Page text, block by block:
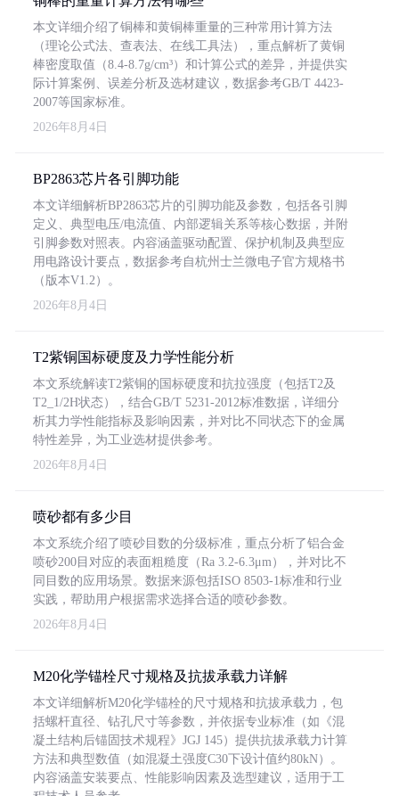
本文详细介绍了铜棒和黄铜棒重量的三种常用计算方法
（理论公式法、查表法、在线工具法），重点解析了黄铜
棒密度取值（8.4-8.7g/cm³）和计算公式的差异，并提供实
际计算案例、误差分析及选材建议，数据参考GB/T 4423-
2007等国家标准。
2026年8月4日
BP2863芯片各引脚功能
本文详细解析BP2863芯片的引脚功能及参数，包括各引脚
定义、典型电压/电流值、内部逻辑关系等核心数据，并附
引脚参数对照表。内容涵盖驱动配置、保护机制及典型应
用电路设计要点，数据参考自杭州士兰微电子官方规格书
（版本V1.2）。
2026年8月4日
T2紫铜国标硬度及力学性能分析
本文系统解读T2紫铜的国标硬度和抗拉强度（包括T2及
T2_1/2H状态），结合GB/T 5231-2012标准数据，详细分
析其力学性能指标及影响因素，并对比不同状态下的金属
特性差异，为工业选材提供参考。
2026年8月4日
喷砂都有多少目
本文系统介绍了喷砂目数的分级标准，重点分析了铝合金
喷砂200目对应的表面粗糙度（Ra 3.2-6.3μm），并对比不
同目数的应用场景。数据来源包括ISO 8503-1标准和行业
实践，帮助用户根据需求选择合适的喷砂参数。
2026年8月4日
M20化学锚栓尺寸规格及抗拔承载力详解
本文详细解析M20化学锚栓的尺寸规格和抗拔承载力，包
括螺杆直径、钻孔尺寸等参数，并依据专业标准（如《混
凝土结构后锚固技术规程》JGJ 145）提供抗拔承载力计算
方法和典型数值（如混凝土强度C30下设计值约80kN）。
内容涵盖安装要点、性能影响因素及选型建议，适用于工